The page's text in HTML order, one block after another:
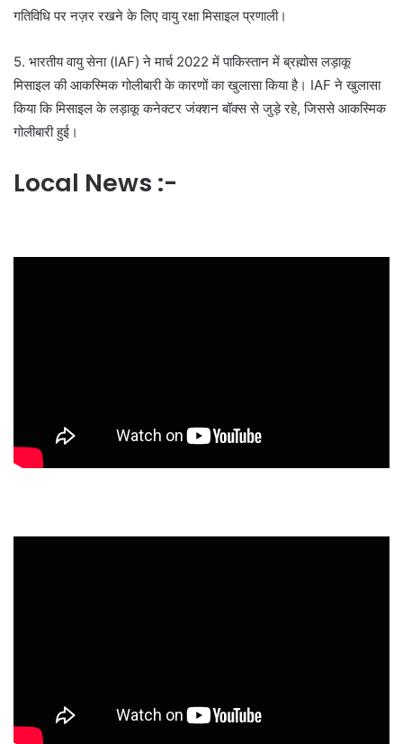
गतिविधि पर नज़र रखने के लिए वायु रक्षा मिसाइल प्रणाली।
5. भारतीय वायु सेना (IAF) ने मार्च 2022 में पाकिस्तान में ब्रह्मोस लड़ाकू
मिसाइल की आकस्मिक गोलीबारी के कारणों का खुलासा किया है। IAF ने खुलासा
किया कि मिसाइल के लड़ाकू कनेक्टर जंक्शन बॉक्स से जुड़े रहे, जिससे आकस्मिक
गोलीबारी हुई।
Local News :-